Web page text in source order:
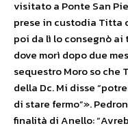
visitato a Ponte San
prese in custodia Titta
poi da lì lo consegnò
dove morì dopo due
sequestro Moro so che
della Dc. Mi disse
di stare fermo”».
finalità di Anello: